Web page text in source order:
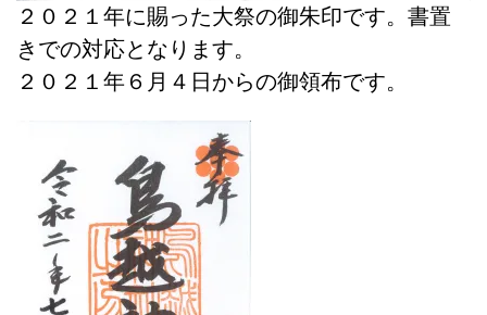
２０２１年に賜った大祭の御朱印です。書置
きでの対応となります。
２０２１年６月４日からの御領布です。